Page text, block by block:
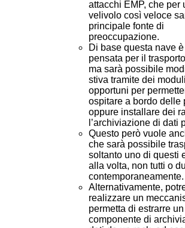
attacchi EMP, che per
velivolo così veloce
principale fonte di
preoccupazione.
Di base questa nave
pensata per il
ma sarà possibile
stiva tramite dei moduli
opportuni per
ospitare a bordo delle
oppure installare dei
l’archiviazione di dati
Questo però vuole
che sarà possibile
soltanto uno di questi
alla volta, non tutti o
contemporaneamente.
Alternativamente,
realizzare un
permetta di estrarre un
componente di